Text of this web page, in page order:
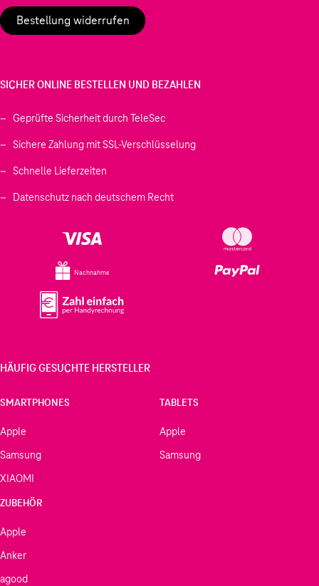
Bestellung widerrufen
SICHER ONLINE BESTELLEN UND BEZAHLEN
Geprüfte Sicherheit durch TeleSec
Sichere Zahlung mit SSL-Verschlüsselung
Schnelle Lieferzeiten
Datenschutz nach deutschem Recht
Nachnahme
HÄUFIG GESUCHTE HERSTELLER
SMARTPHONES
Apple
Samsung
XIAOMI
TABLETS
Apple
Samsung
ZUBEHÖR
Apple
Anker
agood